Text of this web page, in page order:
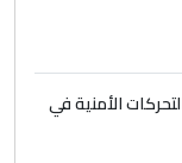
الأمنية في